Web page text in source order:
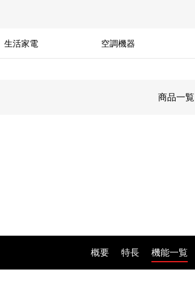
生活家電 空調機器
商品一覧
概要 特長 機能一覧